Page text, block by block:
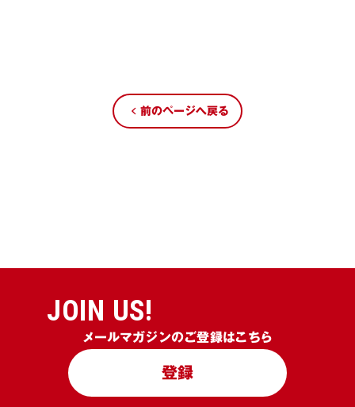
前のページへ戻る
JOIN US!
メールマガジンのご登録はこちら
登録